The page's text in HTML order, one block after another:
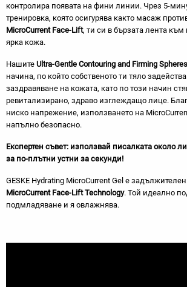
контролира появата на фини линии. Чрез 5-
тренировка, която осигурява както масаж
MicroCurrent Face-Lift, ти си в бързата лента към
ярка кожа.
Нашите Ultra-Gentle Contouring and Firming Spheres
начина, по който собственото ти тяло
заздравяване на кожата, като по този начин
ревитализирано, здраво изглеждащо лице.
ниско напрежение, използването на
напълно безопасно.
Експертен съвет: използвай писалката около
за по-плътни устни за секунди!
GESKE Hydrating MicroCurrent Gel е
MicroCurrent Face-Lift Technology. Той идеално
подмладяване и я овлажнява.